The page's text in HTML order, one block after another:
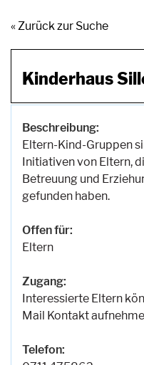
« Zurück zur Suche
Kinderhaus
Beschreibung:
Eltern-Kind-Gruppen
Initiativen von Eltern,
Betreuung und
gefunden haben.
Offen für:
Eltern
Zugang:
Interessierte Eltern
Mail Kontakt
Telefon: